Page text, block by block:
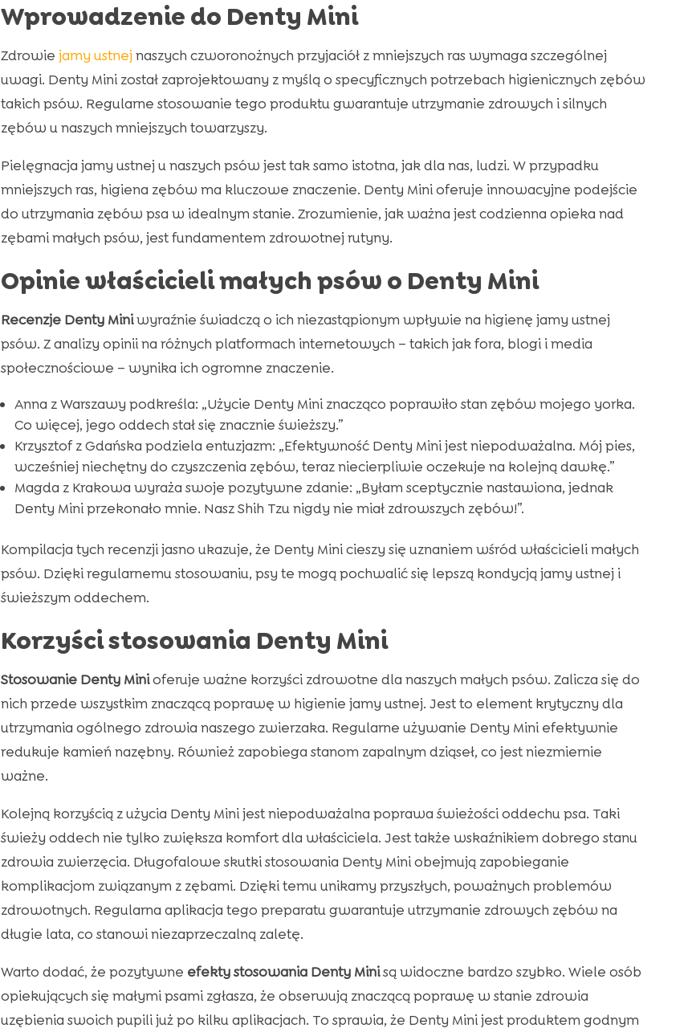
Wprowadzenie do Denty Mini
Zdrowie jamy ustnej naszych czworonożnych przyjaciół z mniejszych ras wymaga szczególnej
uwagi. Denty Mini został zaprojektowany z myślą o specyficznych potrzebach higienicznych zębów
takich psów. Regularne stosowanie tego produktu gwarantuje utrzymanie zdrowych i silnych
zębów u naszych mniejszych towarzyszy.
Pielęgnacja jamy ustnej u naszych psów jest tak samo istotna, jak dla nas, ludzi. W przypadku
mniejszych ras, higiena zębów ma kluczowe znaczenie. Denty Mini oferuje innowacyjne podejście
do utrzymania zębów psa w idealnym stanie. Zrozumienie, jak ważna jest codzienna opieka nad
zębami małych psów, jest fundamentem zdrowotnej rutyny.
Opinie właścicieli małych psów o Denty Mini
Recenzje Denty Miniwyraźnie świadczą o ich niezastąpionym wpływie na higienę jamy ustnej
psów. Z analizy opinii na różnych platformach internetowych – takich jak fora, blogi i media
społecznościowe – wynika ich ogromne znaczenie.
Anna z Warszawy podkreśla: „Użycie Denty Mini znacząco poprawiło stan zębów mojego yorka.
Co więcej, jego oddech stał się znacznie świeższy.”
Krzysztof z Gdańska podziela entuzjazm: „Efektywność Denty Mini jest niepodważalna. Mój pies,
wcześniej niechętny do czyszczenia zębów, teraz niecierpliwie oczekuje na kolejną dawkę.”
Magda z Krakowa wyraża swoje pozytywne zdanie: „Byłam sceptycznie nastawiona, jednak
Denty Mini przekonało mnie. Nasz Shih Tzu nigdy nie miał zdrowszych zębów!”.
Kompilacja tych recenzji jasno ukazuje, że Denty Mini cieszy się uznaniem wśród właścicieli małych
psów. Dzięki regularnemu stosowaniu, psy te mogą pochwalić się lepszą kondycją jamy ustnej i
świeższym oddechem.
Korzyści stosowania Denty Mini
Stosowanie Denty Minioferuje ważne korzyści zdrowotne dla naszych małych psów. Zalicza się do
nich przede wszystkim znaczącą poprawę w higienie jamy ustnej. Jest to element krytyczny dla
utrzymania ogólnego zdrowia naszego zwierzaka. Regularne używanie Denty Mini efektywnie
redukuje kamień nazębny. Również zapobiega stanom zapalnym dziąseł, co jest niezmiernie
ważne.
Kolejną korzyścią z użycia Denty Mini jest niepodważalna poprawa świeżości oddechu psa. Taki
świeży oddech nie tylko zwiększa komfort dla właściciela. Jest także wskaźnikiem dobrego stanu
zdrowia zwierzęcia. Długofalowe skutki stosowania Denty Mini obejmują zapobieganie
komplikacjom związanym z zębami. Dzięki temu unikamy przyszłych, poważnych problemów
zdrowotnych. Regularna aplikacja tego preparatu gwarantuje utrzymanie zdrowych zębów na
długie lata, co stanowi niezaprzeczalną zaletę.
Warto dodać, że pozytywne efekty stosowania Denty Minisą widoczne bardzo szybko. Wiele osób
opiekujących się małymi psami zgłasza, że obserwują znaczącą poprawę w stanie zdrowia
uzębienia swoich pupili już po kilku aplikacjach. To sprawia, że Denty Mini jest produktem godnym